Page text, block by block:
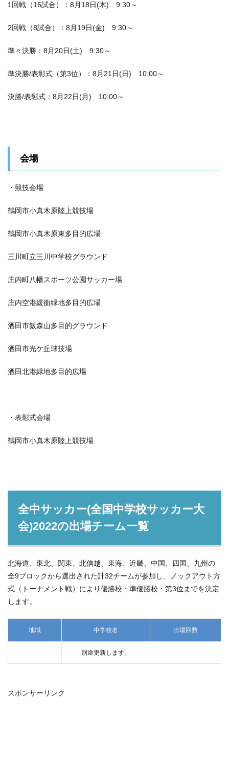
1回戦（16試合）：8月18日(木) 9:30～
2回戦（8試合）：8月19日(金) 9:30～
準々決勝：8月20日(土) 9:30～
準決勝/表彰式（第3位）：8月21日(日) 10:00～
決勝/表彰式：8月22日(月) 10:00～
会場
・競技会場
鶴岡市小真木原陸上競技場
鶴岡市小真木原東多目的広場
三川町立三川中学校グラウンド
庄内町八幡スポーツ公園サッカー場
庄内空港緩衝緑地多目的広場
酒田市飯森山多目的グラウンド
酒田市光ケ丘球技場
酒田北港緑地多目的広場
・表彰式会場
鶴岡市小真木原陸上競技場
全中サッカー(全国中学校サッカー大
会)2022の出場チーム一覧
北海道、東北、関東、北信越、東海、近畿、中国、四国、九州の
全9ブロックから選出された計32チームが参加し、ノックアウト方
式（トーナメント戦）により優勝校・準優勝校・第3位までを決定
します。
地域 中学校名 出場回数
別途更新します。
スポンサーリンク